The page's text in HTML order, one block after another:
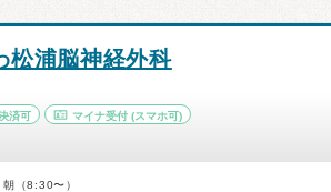
松浦脳神経外科
済可 マイナ受付 (スマホ可)
朝（8:30〜）